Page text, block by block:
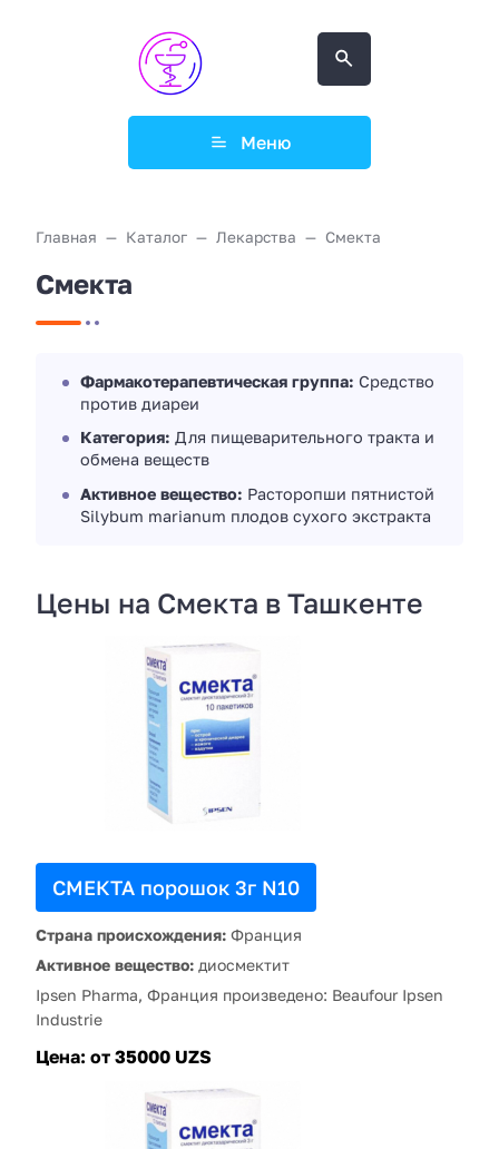
Меню
Главная Каталог Лекарства Смекта
Смекта
Фармакотерапевтическая группа: Средство
против диареи
Категория: Для пищеварительного тракта и
обмена веществ
Активное вещество: Расторопши пятнистой
Silybum marianum плодов сухого экстракта
Цены на Смекта в Ташкенте
СМЕКТА порошок 3г N10
Страна происхождения: Франция
Активное вещество: диосмектит
Ipsen Pharma, Франция произведено: Beaufour Ipsen
Industrie
Цена: от 35000 UZS